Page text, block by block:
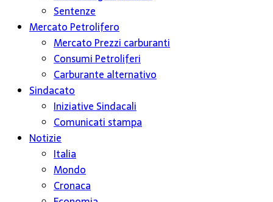
Sentenze
Mercato Petrolifero
Mercato Prezzi carburanti
Consumi Petroliferi
Carburante alternativo
Sindacato
Iniziative Sindacali
Comunicati stampa
Notizie
Italia
Mondo
Cronaca